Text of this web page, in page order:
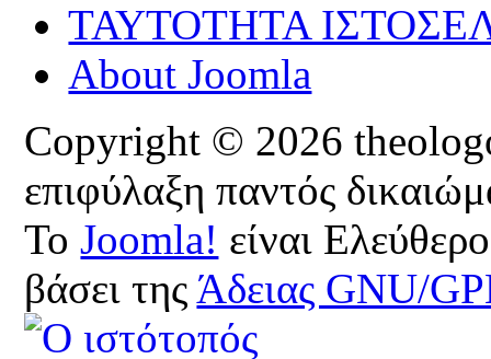
ΤΑΥΤΟΤΗΤΑ
About Joomla
Copyright © 2026
επιφύλαξη παντός
ΤοJoomla! είναι
βάσει της Άδειας GNU/